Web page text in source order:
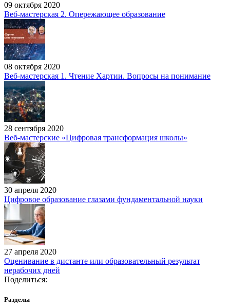
09 октября 2020
Веб-мастерская 2. Опережающее образование
08 октября 2020
Веб-мастерская 1. Чтение Хартии. Вопросы на понимание
28 сентября 2020
Веб-мастерские «Цифровая трансформация школы»
30 апреля 2020
Цифровое образование глазами фундаментальной науки
27 апреля 2020
Оценивание в дистанте или образовательный результат
нерабочих дней
Поделиться:
Разделы